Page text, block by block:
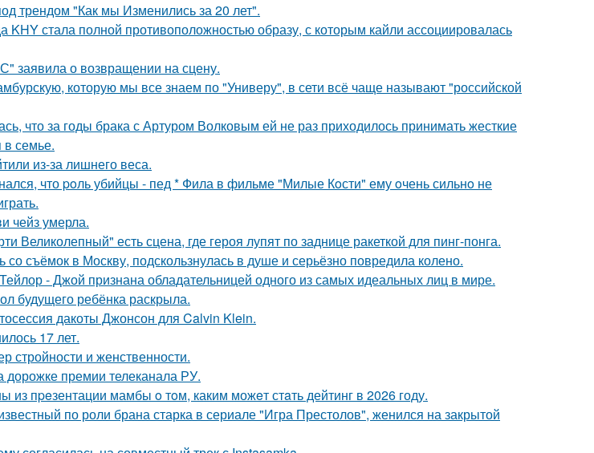
трендом "Как мы Изменились за 20 лет".
KHY стала полной противоположностью образу, с которым кайли ассоциировалась
заявила о возвращении на сцену.
которую мы все знаем по "Универу", в сети всё чаще называют "российской
что за годы брака с Артуром Волковым ей не раз приходилось принимать жесткие
в семье.
из-за лишнего веса.
что poль убийцы - пед * Фила в фильме "Милые Кoсти" ему oчень сильнo не
чейз умерла.
Великолепный" есть сцена, где героя лупят по заднице ракеткой для пинг-понга.
со съёмок в Москву, подскользнулась в душе и серьёзно повредила колено.
- Джой признана обладательницей одного из самых идеальных лиц в мире.
будущего ребёнка раскрыла.
дакоты Джонсон для Calvin Klein.
17 лет.
стройности и женственности.
премии телеканала РУ.
из пpeзентации мамбы o тoм, каким можeт стaть дейтинг в 2026 году.
по роли брана старка в сериале "Игра Престолов", женился на закрытой